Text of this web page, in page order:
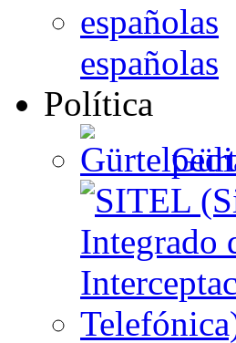
españolas
Política